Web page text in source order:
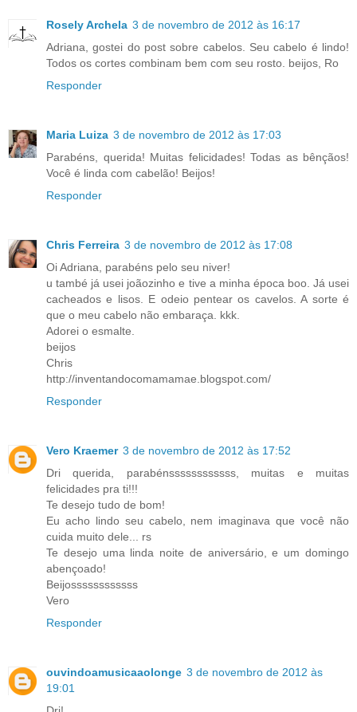
Rosely Archela 3 de novembro de 2012 às 16:17
Adriana, gostei do post sobre cabelos. Seu cabelo é lindo!
Todos os cortes combinam bem com seu rosto. beijos, Ro
Responder
Maria Luiza 3 de novembro de 2012 às 17:03
Parabéns, querida! Muitas felicidades! Todas as bênçãos!
Você é linda com cabelão! Beijos!
Responder
Chris Ferreira 3 de novembro de 2012 às 17:08
Oi Adriana, parabéns pelo seu niver!
u també já usei joãozinho e tive a minha época boo. Já usei
cacheados e lisos. E odeio pentear os cavelos. A sorte é
que o meu cabelo não embaraça. kkk.
Adorei o esmalte.
beijos
Chris
http://inventandocomamamae.blogspot.com/
Responder
Vero Kraemer 3 de novembro de 2012 às 17:52
Dri querida, parabénssssssssssss, muitas e muitas
felicidades pra ti!!!
Te desejo tudo de bom!
Eu acho lindo seu cabelo, nem imaginava que você não
cuida muito dele... rs
Te desejo uma linda noite de aniversário, e um domingo
abençoado!
Beijossssssssssss
Vero
Responder
ouvindoamusicaaolonge 3 de novembro de 2012 às
19:01